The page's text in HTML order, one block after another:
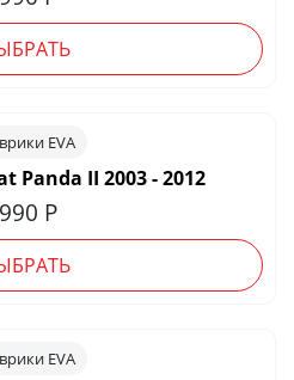
EVA
Panda II 2003 - 2012
Р
EVA